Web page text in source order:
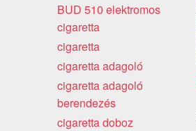
BUD 510 elektromos
cigaretta
cigaretta
cigaretta adagoló
cigaretta adagoló
berendezés
cigaretta doboz